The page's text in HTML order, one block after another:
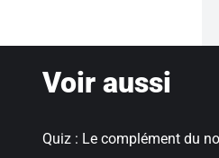
Voir aussi
Quiz : Le complément du